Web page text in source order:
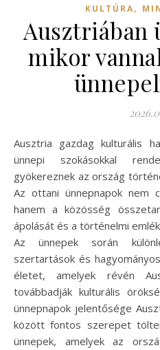
KULTÚRA,
Ausztriában
mikor
Ausztria gazdag kulturális hagyományokkal és sokszínű
ünnepi szokásokkal
gyökereznek az ország
Az ottani ünnepnapok nem
hanem a közösség
ápolását és a történelmi
Az ünnepek során
szertartások és
életet, amelyek révén
továbbadják kulturális
ünnepnapok jelentősége
között fontos szerepet
ünnepek, amelyek az